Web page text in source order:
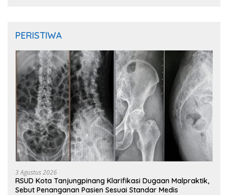
PERISTIWA
3 Agustus 2026
RSUD Kota Tanjungpinang Klarifikasi Dugaan Malpraktik,
Sebut Penanganan Pasien Sesuai Standar Medis